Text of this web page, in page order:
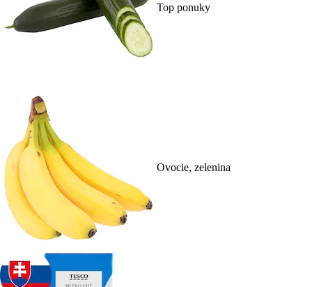
Top ponuky
Ovocie, zelenina